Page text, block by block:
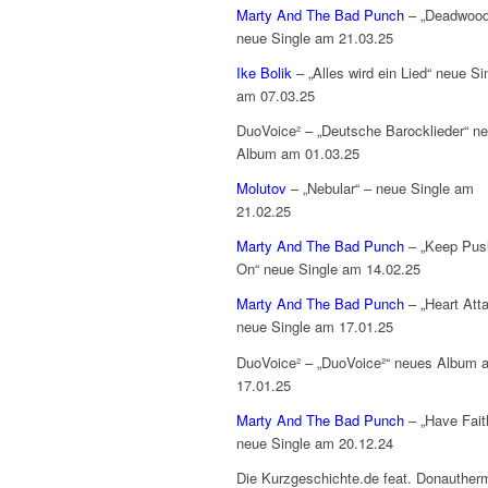
Marty And The Bad Punch –
neue Single am 21.03.25
Ike Bolik – „Alles wird ein Lied“ neue
am 07.03.25
DuoVoice² – „Deutsche Barocklieder“
Album am 01.03.25
Molutov – „Nebular“ – neue Single am
21.02.25
Marty And The Bad Punch – „Keep
On“ neue Single am 14.02.25
Marty And The Bad Punch – „Heart
neue Single am 17.01.25
DuoVoice² – „DuoVoice²“ neues Album
17.01.25
Marty And The Bad Punch – „Have
neue Single am 20.12.24
Die Kurzgeschichte.de feat.